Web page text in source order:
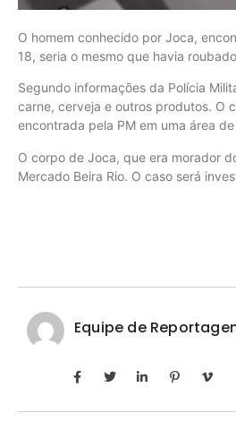
O homem conhecido por Joca,
18, seria o mesmo que havia
Segundo informações da Polícia
carne, cerveja e outros produtos. O
encontrada pela PM em uma área
O corpo de Joca, que era morador
Mercado Beira Rio. O caso será
Equipe de